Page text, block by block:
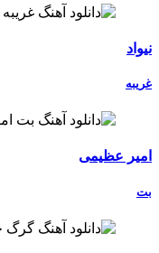
نیواد
غریبه
امیر عظیمی
بت